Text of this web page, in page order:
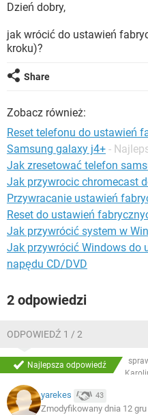
WINDOWS 10
WINDOWS 10
GRY
SPOTIFY
INSTAGRAM
WINDOWS 10
Dzień dobry,
jak wrócić do ustawień
kroku)?
Share
Zobacz również:
Reset telefonu do ustawień
Samsung galaxy j4+ -
Jak zresetować telefon
Jak przywrocic chromecast
Przywracanie ustawień
Reset do ustawień
Jak przywrócić system w
Jak przywrócić Windows do
napędu CD/DVD
2 odpowiedzi
ODPOWIEDŹ 1 / 2
Najlepsza odpowiedź
yarekes 43
Zmodyfikowany dnia 12